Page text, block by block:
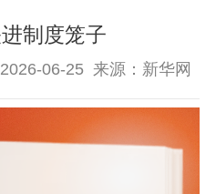
页
要闻
制度笼子
2026-06-25 来源：新华网